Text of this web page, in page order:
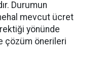
Durumun
mevcut ücret
yönünde
çözüm önerileri